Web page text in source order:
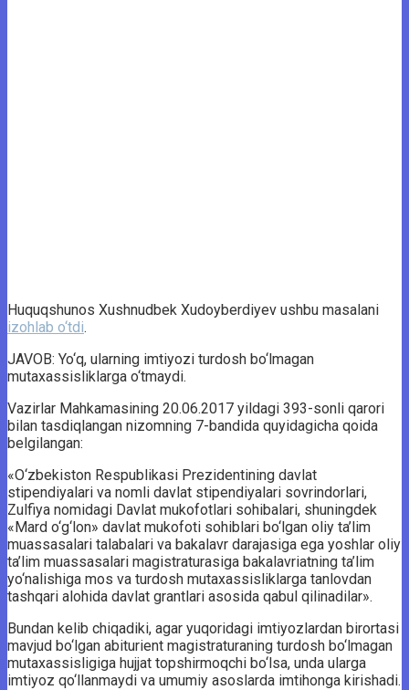
Huquqshunos Xushnudbek Xudoyberdiyev ushbu masalani
izohlab o‘tdi.
JAVOB: Yo‘q, ularning imtiyozi turdosh bo‘lmagan
mutaxassisliklarga o‘tmaydi.
Vazirlar Mahkamasining 20.06.2017 yildagi 393-sonli qarori
bilan tasdiqlangan nizomning 7-bandida quyidagicha qoida
belgilangan:
«O‘zbekiston Respublikasi Prezidentining davlat
stipendiyalari va nomli davlat stipendiyalari sovrindorlari,
Zulfiya nomidagi Davlat mukofotlari sohibalari, shuningdek
«Mard o‘g‘lon» davlat mukofoti sohiblari bo‘lgan oliy ta’lim
muassasalari talabalari va bakalavr darajasiga ega yoshlar oliy
ta’lim muassasalari magistraturasiga bakalavriatning ta’lim
yo‘nalishiga mos va turdosh mutaxassisliklarga tanlovdan
tashqari alohida davlat grantlari asosida qabul qilinadilar».
Bundan kelib chiqadiki, agar yuqoridagi imtiyozlardan birortasi
mavjud bo‘lgan abiturient magistraturaning turdosh bo‘lmagan
mutaxassisligiga hujjat topshirmoqchi bo‘lsa, unda ularga
imtiyoz qo‘llanmaydi va umumiy asoslarda imtihonga kirishadi.